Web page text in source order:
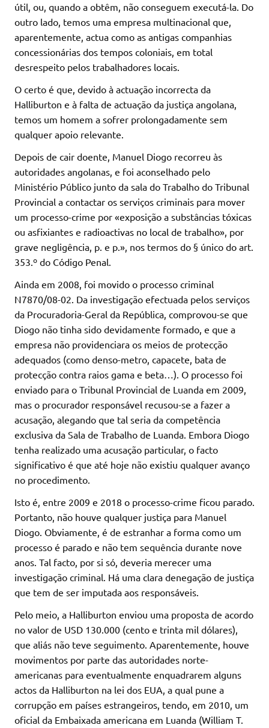
útil, ou, quando a obtêm, não conseguem executá-la. Do
outro lado, temos uma empresa multinacional que,
aparentemente, actua como as antigas companhias
concessionárias dos tempos coloniais, em total
desrespeito pelos trabalhadores locais.
O certo é que, devido à actuação incorrecta da
Halliburton e à falta de actuação da justiça angolana,
temos um homem a sofrer prolongadamente sem
qualquer apoio relevante.
Depois de cair doente, Manuel Diogo recorreu às
autoridades angolanas, e foi aconselhado pelo
Ministério Público junto da sala do Trabalho do Tribunal
Provincial a contactar os serviços criminais para mover
um processo-crime por «exposição a substâncias tóxicas
ou asfixiantes e radioactivas no local de trabalho», por
grave negligência, p. e p.», nos termos do § único do art.
353.º do Código Penal.
Ainda em 2008, foi movido o processo criminal
N7870/08-02. Da investigação efectuada pelos serviços
da Procuradoria-Geral da República, comprovou-se que
Diogo não tinha sido devidamente formado, e que a
empresa não providenciara os meios de protecção
adequados (como denso-metro, capacete, bata de
protecção contra raios gama e beta…). O processo foi
enviado para o Tribunal Provincial de Luanda em 2009,
mas o procurador responsável recusou-se a fazer a
acusação, alegando que tal seria da competência
exclusiva da Sala de Trabalho de Luanda. Embora Diogo
tenha realizado uma acusação particular, o facto
significativo é que até hoje não existiu qualquer avanço
no procedimento.
Isto é, entre 2009 e 2018 o processo-crime ficou parado.
Portanto, não houve qualquer justiça para Manuel
Diogo. Obviamente, é de estranhar a forma como um
processo é parado e não tem sequência durante nove
anos. Tal facto, por si só, deveria merecer uma
investigação criminal. Há uma clara denegação de justiça
que tem de ser imputada aos responsáveis.
Pelo meio, a Halliburton enviou uma proposta de acordo
no valor de USD 130.000 (cento e trinta mil dólares),
que aliás não teve seguimento. Aparentemente, houve
movimentos por parte das autoridades norte-
americanas para eventualmente enquadrarem alguns
actos da Halliburton na lei dos EUA, a qual pune a
corrupção em países estrangeiros, tendo, em 2010, um
oficial da Embaixada americana em Luanda (William T.